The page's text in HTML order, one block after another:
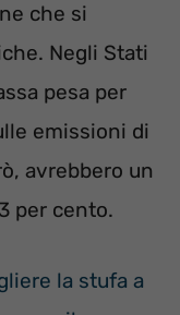
che si
Negli Stati
pesa per
emissioni di
avrebbero un
per cento.
la stufa a